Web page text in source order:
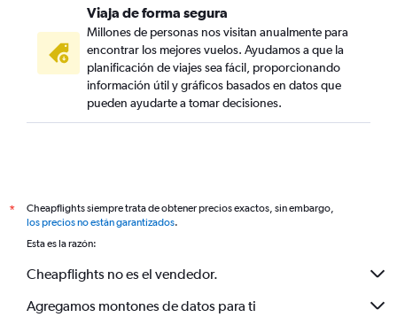
Viaja de forma segura
Millones de personas nos visitan anualmente para
encontrar los mejores vuelos. Ayudamos a que la
planificación de viajes sea fácil, proporcionando
información útil y gráficos basados en datos que
pueden ayudarte a tomar decisiones.
*
Cheapflights siempre trata de obtener precios exactos, sin embargo,
los precios no están garantizados.
Esta es la razón:
Cheapflights no es el vendedor.
Agregamos montones de datos para ti